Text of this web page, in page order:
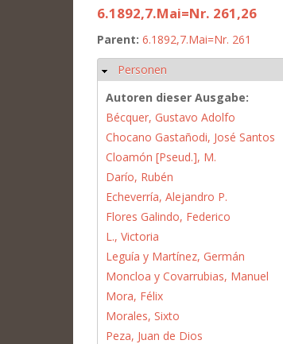
6.1892,7.Mai=Nr. 261,26
Parent: 6.1892,7.Mai=Nr. 261
Hide
Personen
Autoren dieser Ausgabe:
Bécquer, Gustavo Adolfo
Chocano Gastañodi, José Santos
Cloamón [Pseud.], M.
Darío, Rubén
Echeverría, Alejandro P.
Flores Galindo, Federico
L., Victoria
Leguía y Martínez, Germán
Moncloa y Covarrubias, Manuel
Mora, Félix
Morales, Sixto
Peza, Juan de Dios